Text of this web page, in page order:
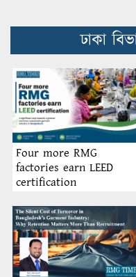
ঢাকা
Four more RMG
factories earn LEED
certification